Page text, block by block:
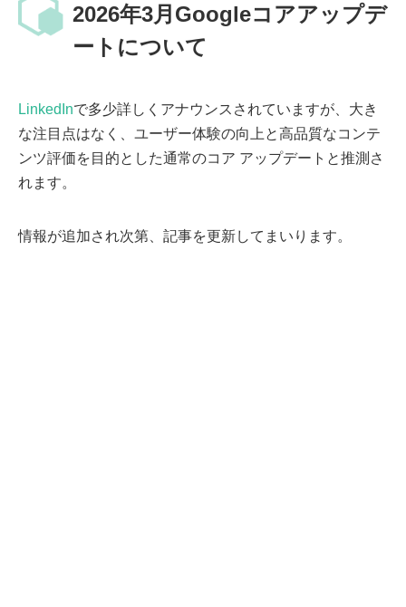
2026年3月Googleコアアップデ
ートについて
LinkedInで多少詳しくアナウンスされていますが、大き
な注目点はなく、ユーザー体験の向上と高品質なコンテ
ンツ評価を目的とした通常のコア アップデートと推測さ
れます。
情報が追加され次第、記事を更新してまいります。